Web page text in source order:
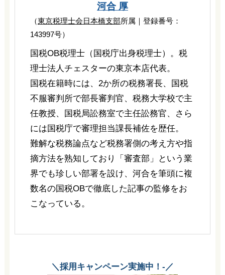
河合 厚
（東京税理士会日本橋支部所属｜登録番号：
143997号）
国税OB税理士（国税庁出身税理士）。税
理士法人チェスターの東京本店代表。
国税在籍時には、2か所の税務署長、国税
不服審判所で部長審判官、税務大学校で主
任教授、国税局訟務室で主任訟務官、さら
には国税庁で審理担当課長補佐を歴任。
難解な税務論点など税務署側の考え方や指
摘方法を熟知しており「審査部」という業
界でも珍しい部署を設け、河合を筆頭に複
数名の国税OBで徹底した記事の監修をお
こなっている。
＼採用キャンペーン実施中！-／